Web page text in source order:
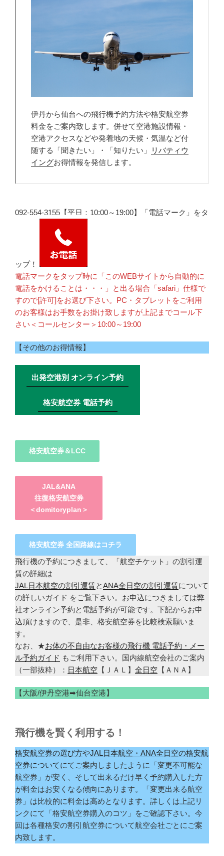
092-554-3155【平日：10:00～19:00】「電話マーク」をタ
ップ！
電話マークをタップ時に「このWEBサイトから自動的に
電話をかけることは・・・」と出る場合「safari」仕様で
すので[許可]をお選び下さい。PC・タブレットをご利用
のお客様はお手数をお掛け致しますが上記までコール下
さい＜コールセンター＞10:00～19:00
【その他のお得情報】
出発空港別 オンライン予約
格安航空券 電話予約
格安航空券＆LCC
JAL&ANA
往復格安航空券
＜domitoryplan＞
格安航空券 全国路線はコチラ
飛行機の予約につきまして、「航空チケット」の割引運
賃の詳細は
JAL日本航空の割引運賃とANA全日空の割引運賃について
の詳しいガイド をご覧下さい。お申込につきましては弊
社オンライン予約と電話予約が可能です。下記からお申
込頂けますので、是非、格安航空券を比較検索願いま
す。
なお、★お体の不自由なお客様の飛行機 電話予約・メー
ル予約ガイド もご利用下さい。国内線航空会社のご案内
（一部抜粋）： 日本航空 【ＪＡＬ】 全日空 【ＡＮＡ】
【大阪/伊丹空港➡仙台空港】
飛行機を賢く利用する！
格安航空券の選び方やJAL日本航空・ANA全日空の格安航
空券についてにてご案内しましたように「変更不可能な
航空券」が安く、そして出来るだけ早く予約購入した方
が料金はお安くなる傾向にあります。「変更出来る航空
券」は比較的に料金は高めとなります。詳しくは上記リ
ンクにて「格安航空券購入のコツ」をご確認下さい。今
回は各種格安の割引航空券について航空会社ごとにご案
内致します。